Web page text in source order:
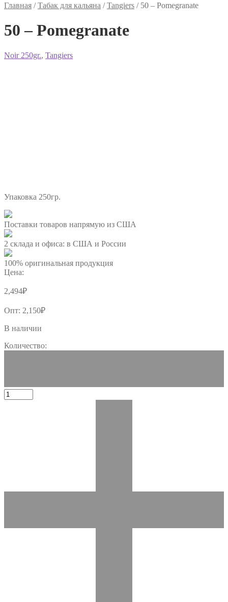
Главная /Табак для кальяна /Tangiers / 50 – Pomegranate
50 – Pomegranate
Noir 250gr., Tangiers
Упаковка 250гр.
Поставки товаров напрямую из США
2 склада и офиса: в США и России
100% оригинальная продукция
Цена:
2,494₽
Опт: 2,150₽
В наличии
Количество: